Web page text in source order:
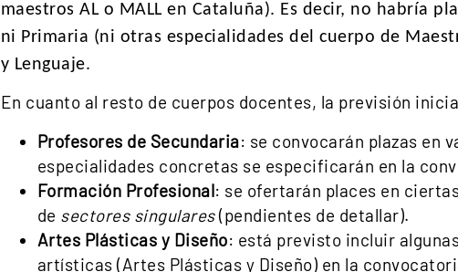
maestros AL o MALL en Cataluña). Es decir, no habría
ni Primaria (ni otras especialidades del cuerpo de
y Lenguaje.
En cuanto al resto de cuerpos docentes, la previsión
Profesores de Secundaria: se convocarán plazas en
especialidades concretas se especificarán en la
Formación Profesional: se ofertarán places en
de sectores singulares(pendientes de detallar).
Artes Plásticas y Diseño: está previsto incluir
artísticas (Artes Plásticas y Diseño) en la